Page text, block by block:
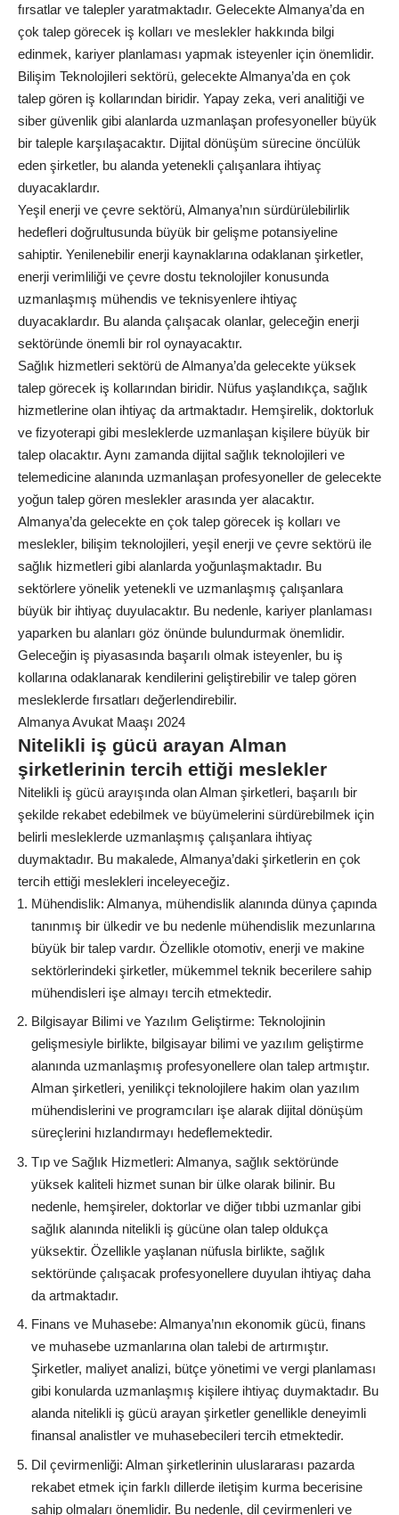
fırsatlar ve talepler yaratmaktadır. Gelecekte Almanya’da en
çok talep görecek iş kolları ve meslekler hakkında bilgi
edinmek, kariyer planlaması yapmak isteyenler için önemlidir.
Bilişim Teknolojileri sektörü, gelecekte Almanya’da en çok
talep gören iş kollarından biridir. Yapay zeka, veri analitiği ve
siber güvenlik gibi alanlarda uzmanlaşan profesyoneller büyük
bir taleple karşılaşacaktır. Dijital dönüşüm sürecine öncülük
eden şirketler, bu alanda yetenekli çalışanlara ihtiyaç
duyacaklardır.
Yeşil enerji ve çevre sektörü, Almanya’nın sürdürülebilirlik
hedefleri doğrultusunda büyük bir gelişme potansiyeline
sahiptir. Yenilenebilir enerji kaynaklarına odaklanan şirketler,
enerji verimliliği ve çevre dostu teknolojiler konusunda
uzmanlaşmış mühendis ve teknisyenlere ihtiyaç
duyacaklardır. Bu alanda çalışacak olanlar, geleceğin enerji
sektöründe önemli bir rol oynayacaktır.
Sağlık hizmetleri sektörü de Almanya’da gelecekte yüksek
talep görecek iş kollarından biridir. Nüfus yaşlandıkça, sağlık
hizmetlerine olan ihtiyaç da artmaktadır. Hemşirelik, doktorluk
ve fizyoterapi gibi mesleklerde uzmanlaşan kişilere büyük bir
talep olacaktır. Aynı zamanda dijital sağlık teknolojileri ve
telemedicine alanında uzmanlaşan profesyoneller de gelecekte
yoğun talep gören meslekler arasında yer alacaktır.
Almanya’da gelecekte en çok talep görecek iş kolları ve
meslekler, bilişim teknolojileri, yeşil enerji ve çevre sektörü ile
sağlık hizmetleri gibi alanlarda yoğunlaşmaktadır. Bu
sektörlere yönelik yetenekli ve uzmanlaşmış çalışanlara
büyük bir ihtiyaç duyulacaktır. Bu nedenle, kariyer planlaması
yaparken bu alanları göz önünde bulundurmak önemlidir.
Geleceğin iş piyasasında başarılı olmak isteyenler, bu iş
kollarına odaklanarak kendilerini geliştirebilir ve talep gören
mesleklerde fırsatları değerlendirebilir.
Almanya Avukat Maaşı 2024
Nitelikli iş gücü arayan Alman
şirketlerinin tercih ettiği meslekler
Nitelikli iş gücü arayışında olan Alman şirketleri, başarılı bir
şekilde rekabet edebilmek ve büyümelerini sürdürebilmek için
belirli mesleklerde uzmanlaşmış çalışanlara ihtiyaç
duymaktadır. Bu makalede, Almanya’daki şirketlerin en çok
tercih ettiği meslekleri inceleyeceğiz.
Mühendislik: Almanya, mühendislik alanında dünya çapında
tanınmış bir ülkedir ve bu nedenle mühendislik mezunlarına
büyük bir talep vardır. Özellikle otomotiv, enerji ve makine
sektörlerindeki şirketler, mükemmel teknik becerilere sahip
mühendisleri işe almayı tercih etmektedir.
Bilgisayar Bilimi ve Yazılım Geliştirme: Teknolojinin
gelişmesiyle birlikte, bilgisayar bilimi ve yazılım geliştirme
alanında uzmanlaşmış profesyonellere olan talep artmıştır.
Alman şirketleri, yenilikçi teknolojilere hakim olan yazılım
mühendislerini ve programcıları işe alarak dijital dönüşüm
süreçlerini hızlandırmayı hedeflemektedir.
Tıp ve Sağlık Hizmetleri: Almanya, sağlık sektöründe
yüksek kaliteli hizmet sunan bir ülke olarak bilinir. Bu
nedenle, hemşireler, doktorlar ve diğer tıbbi uzmanlar gibi
sağlık alanında nitelikli iş gücüne olan talep oldukça
yüksektir. Özellikle yaşlanan nüfusla birlikte, sağlık
sektöründe çalışacak profesyonellere duyulan ihtiyaç daha
da artmaktadır.
Finans ve Muhasebe: Almanya’nın ekonomik gücü, finans
ve muhasebe uzmanlarına olan talebi de artırmıştır.
Şirketler, maliyet analizi, bütçe yönetimi ve vergi planlaması
gibi konularda uzmanlaşmış kişilere ihtiyaç duymaktadır. Bu
alanda nitelikli iş gücü arayan şirketler genellikle deneyimli
finansal analistler ve muhasebecileri tercih etmektedir.
Dil çevirmenliği: Alman şirketlerinin uluslararası pazarda
rekabet etmek için farklı dillerde iletişim kurma becerisine
sahip olmaları önemlidir. Bu nedenle, dil çevirmenleri ve